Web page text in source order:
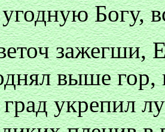
Богу,
зажегши,
выше гор,
укрепил